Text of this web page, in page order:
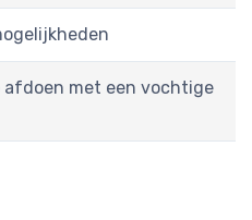
met een vochtige